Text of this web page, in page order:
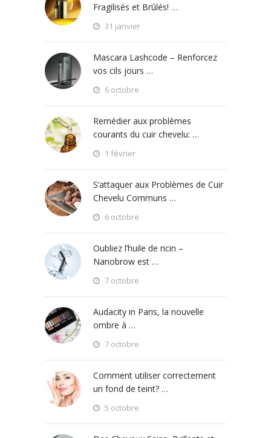
Fragilisés et Brûlés! …
31 janvier
Mascara Lashcode – Renforcez
vos cils jours …
6 octobre
Remédier aux problèmes
courants du cuir chevelu: …
1 février
S’attaquer aux Problèmes de Cuir
Chevelu Communs …
6 octobre
Oubliez l’huile de ricin –
Nanobrow est …
7 octobre
Audacity in Paris, la nouvelle
ombre à …
7 octobre
Comment utiliser correctement
un fond de teint? …
5 octobre